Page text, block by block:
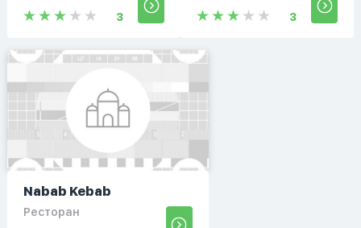
3
3
Nabab Kebab
Ресторан